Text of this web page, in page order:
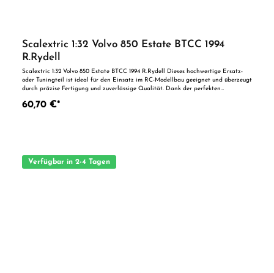
Scalextric 1:32 Volvo 850 Estate BTCC 1994
R.Rydell
Scalextric 1:32 Volvo 850 Estate BTCC 1994 R.Rydell Dieses hochwertige Ersatz-
oder Tuningteil ist ideal für den Einsatz im RC-Modellbau geeignet und überzeugt
durch präzise Fertigung und zuverlässige Qualität. Dank der perfekten
geeignet. Vorteile auf einen Blick: Passgenaue Verarbeitung Geeignet für
60,70 €*
Verfügbar in 2-4 Tagen